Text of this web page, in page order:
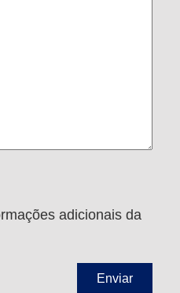
adicionais da